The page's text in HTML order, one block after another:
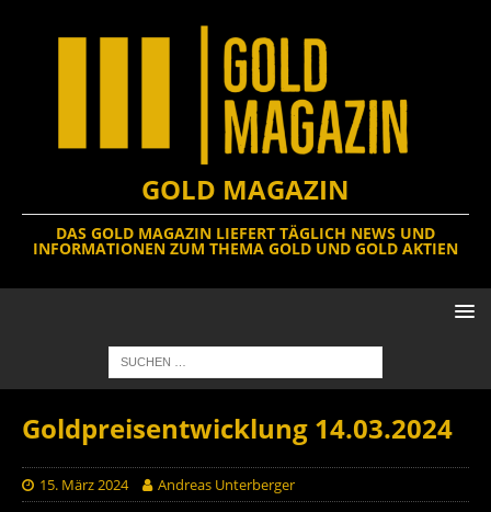
GOLD MAGAZIN
DAS GOLD MAGAZIN LIEFERT TÄGLICH NEWS UND
INFORMATIONEN ZUM THEMA GOLD UND GOLD AKTIEN
Goldpreisentwicklung 14.03.2024
15. März 2024 Andreas Unterberger